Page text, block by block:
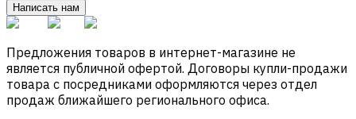
Написать нам
Предложения товаров в интернет-магазине не
является публичной офертой. Договоры купли-продажи
товара с посредниками оформляются через отдел
продаж ближайшего регионального офиса.